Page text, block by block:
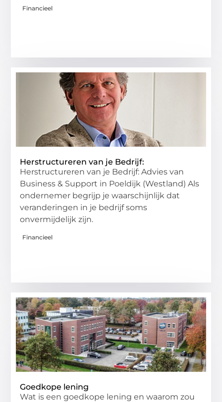
Financieel
Herstructureren van je Bedrijf:
Herstructureren van je Bedrijf: Advies van
Business & Support in Poeldijk (Westland) Als
ondernemer begrijp je waarschijnlijk dat
veranderingen in je bedrijf soms
onvermijdelijk zijn.
Financieel
Goedkope lening
Wat is een goedkope lening en waarom zou